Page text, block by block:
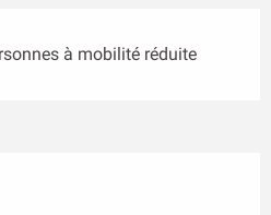
à mobilité réduite